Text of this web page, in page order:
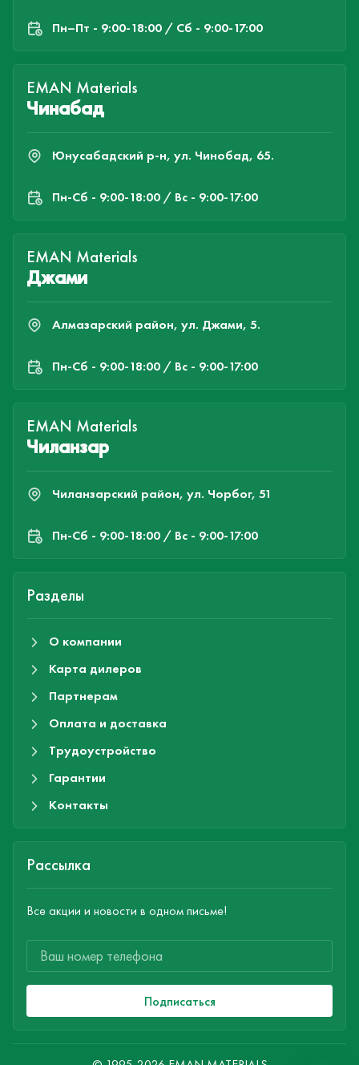
Пн–Пт - 9:00-18:00 / Сб - 9:00-17:00
EMAN Materials
Чинабад
Юнусабадский р-н, ул. Чинобад, 65.
Пн-Cб - 9:00-18:00 / Вс - 9:00-17:00
EMAN Materials
Джами
Алмазарский район, ул. Джами, 5.
Пн-Cб - 9:00-18:00 / Вс - 9:00-17:00
EMAN Materials
Чиланзар
Чиланзарский район, ул. Чорбог, 51
Пн-Cб - 9:00-18:00 / Вс - 9:00-17:00
Разделы
О компании
Карта дилеров
Партнерам
Оплата и доставка
Трудоустройство
Гарантии
Контакты
Рассылка
Все акции и новости в одном письме!
Подписаться